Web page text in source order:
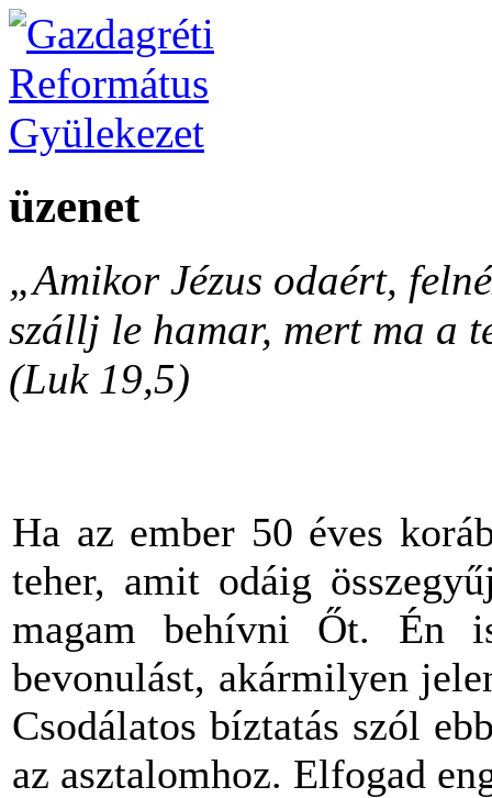
üzenet
„Amikor Jézus odaért,
szállj le hamar, mert ma a
(Luk 19,5)
Ha az ember 50 éves
teher, amit odáig
magam behívni Őt. Én
bevonulást, akármilyen
Csodálatos bíztatás szól
az asztalomhoz. Elfogad